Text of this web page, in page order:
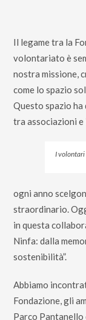
Il legame tra la
volontariato è
nostra missione,
come lo spazio
Questo spazio
tra associazioni
I
ogni anno
straordinario.
in questa
Ninfa: dalla
sostenibilità”.
Abbiamo
Fondazione, gli
Parco Pantanello